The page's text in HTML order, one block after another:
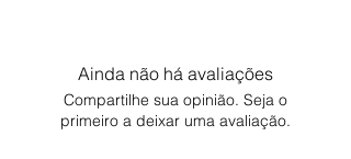
Ainda não há avaliações
Compartilhe sua opinião. Seja o
primeiro a deixar uma avaliação.